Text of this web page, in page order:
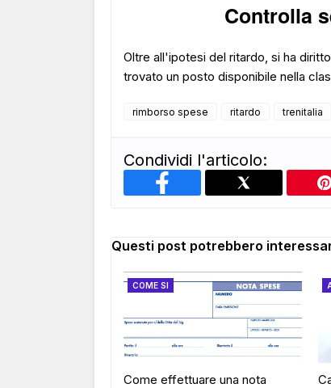
Controlla
Oltre all'ipotesi del ritardo, si ha diritto
trovato un posto disponibile nella
rimborso spese ritardo trenitalia
Condividi l'articolo:
Questi post potrebbero
COME SI
Come effettuare una nota